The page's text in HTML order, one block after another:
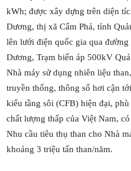
kWh; được xây dựng trên diện
Dương, thị xã Cẩm Phả, tỉnh
lên lưới điện quốc gia qua
Dương, Trạm biến áp 500kV
Nhà máy sử dụng nhiên liệu
truyền thống, thông số hơi cận
kiểu tầng sôi (CFB) hiện đại,
chất lượng thấp của Việt Nam,
Nhu cầu tiêu thụ than cho Nhà
khoảng 3 triệu tấn than/năm.